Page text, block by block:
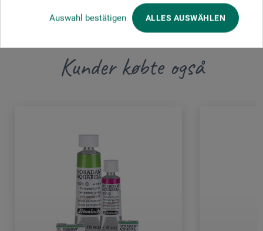
Auswahl bestätigen ALLES AUSWÄHLEN
Kunder købte også